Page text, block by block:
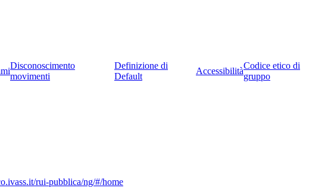
Disconoscimento
movimenti
Definizione di
Default
Accessibilità
Codice etico di
gruppo
rui-pubblica/ng/#/home